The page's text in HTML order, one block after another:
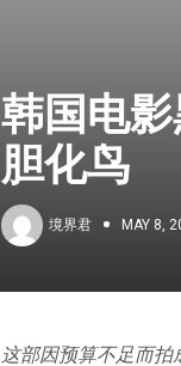
韩国电
胆化鸟
境界君 MAY 8,
这部因预算不足而